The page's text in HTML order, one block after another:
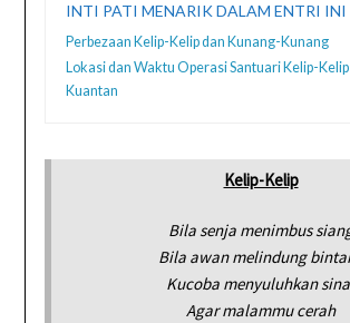
INTI PATI MENARIK DALAM ENTRI INI
Perbezaan Kelip-Kelip dan Kunang-Kunang
Lokasi dan Waktu Operasi Santuari Kelip-
Kuantan
Kelip-Kelip
Bila senja menimbus
Bila awan melindung
Kucoba menyuluhkan
Agar malammu cerah